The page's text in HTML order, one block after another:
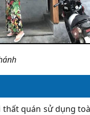
thất quán sử dụng